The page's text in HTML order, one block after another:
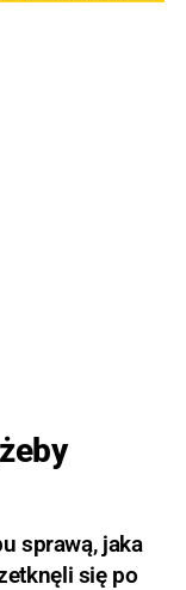
sprawą, jaka
się po